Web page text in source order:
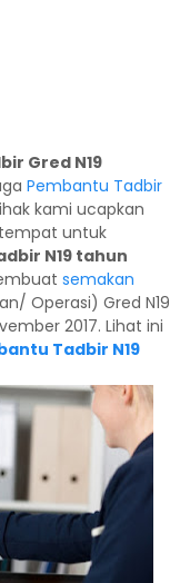
Gred N19
Pembantu Tadbir
kami ucapkan
untuk
N19 tahun
semakan
Operasi) Gred N19
2017. Lihat ini
Tadbir N19